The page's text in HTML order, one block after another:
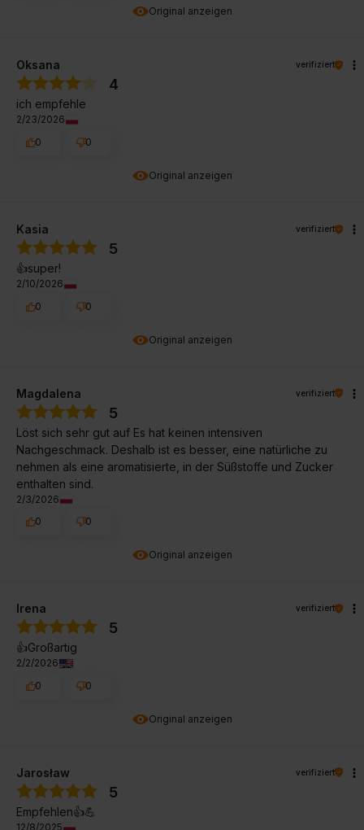
Original anzeigen
Original anzeigen
Oksana verifiziert
4
ich empfehle
2/23/2026
0
0
Original anzeigen
Kasia verifiziert
5
👍️super!
2/10/2026
0
0
Original anzeigen
Magdalena verifiziert
5
Löst sich sehr gut auf Es hat keinen intensiven
Nachgeschmack. Deshalb ist es besser, eine natürliche zu
nehmen als eine aromatisierte, in der Süßstoffe und Zucker
enthalten sind.
2/3/2026
0
0
Original anzeigen
Irena verifiziert
5
👍️Großartig
2/2/2026
0
0
Jarosław verifiziert
5
Empfehlen👍️💪
12/8/2025